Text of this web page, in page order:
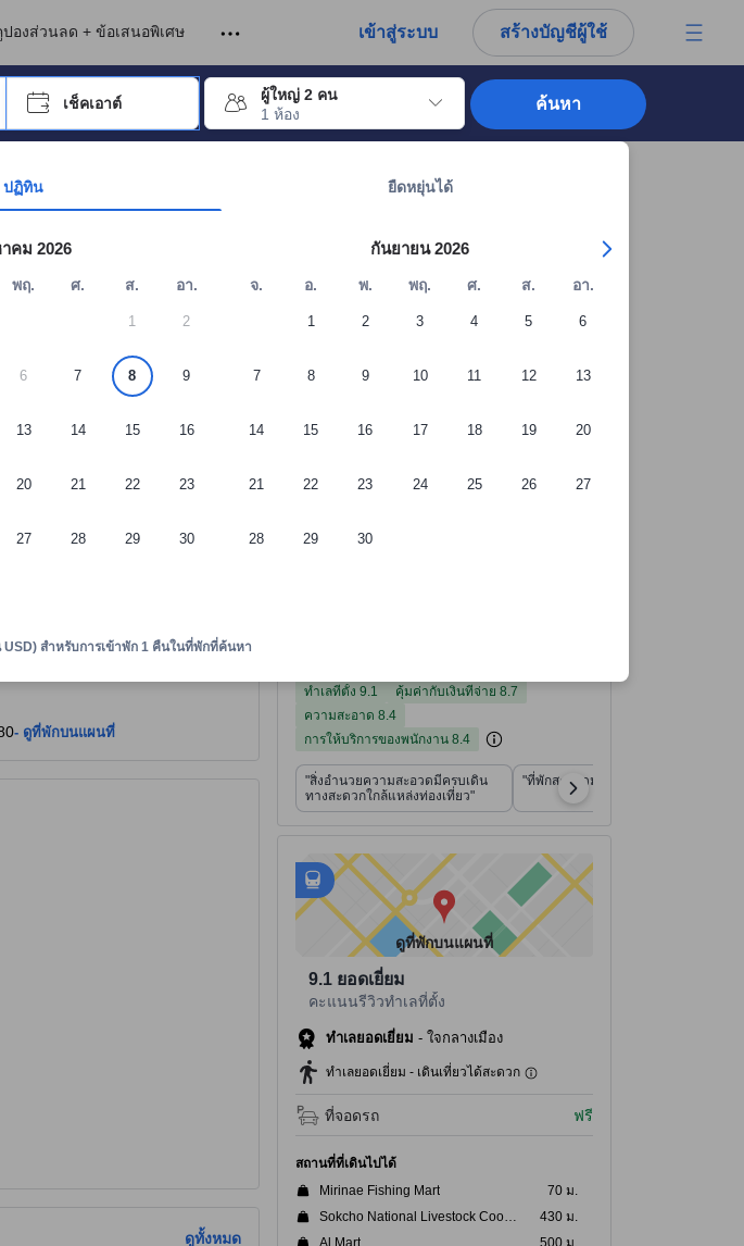
ปองส่วนลด + ข้อเสนอพิเศษ เข้าสู่ระบบ สร้างบัญชีผู้ใช้
ปุ่ม Enter เพื่อเลือก
เช็คเอาต์
ผู้ใหญ่ 2 คน
1 ห้อง
ศรเพื่อเลือกวันเช็คอินและเช็คเอาต์ เมื่อไปถึงวันเช็คอินที่ต้องการ ให้กดปุ่ม Enter เพื่อเลือกวันเช็คอินดังกล่าว ทำซ้ำขั้นตอ
ปฏิทิน ยืดหยุ่นได้
คม 2026
พฤ. ศ. ส. อา.
1 2
6 7 8 9
13 14 15 16
20 21 22 23
27 28 29 30
กันยายน 2026
จ. อ. พ. พฤ. ศ. ส. อา.
1 2 3 4 5 6
7 8 9 10 11 12 13
14 15 16 17 18 19 20
21 22 23 24 25 26 27
28 29 30
สำหรับการเข้าพัก 1 คืนในที่พักที่ค้นหา
ค้นหา
+20 รูปภาพจากผู้เข้าพัก
- ดูที่พักบนแผนที่
ดูทั้งหมด
ทำเลที่ตั้ง 9.1
คุ้มค่ากับเงินที่จ่าย 8.7
ความสะอาด 8.4
การให้บริการของพนักงาน 8.4
"สิ่งอำนวยความสะอวดมีครบเดิน
ทางสะดวกใกล้แหล่งท่องเที่ยว"
"ที่พักสะอาดมากค่ะ"
tooltip
อยู่ใกล้
Sokcho Express Bus Terminal - ระยะ 0.25 กม.
ดูที่พักบนแผนที่
9.1 ยอดเยี่ยม
คะแนนรีวิวทำเลที่ตั้ง
ทำเลยอดเยี่ยม - ใจกลางเมือง
ทำเลยอดเยี่ยม - เดินเที่ยวได้สะดวก
ที่จอดรถ ฟรี
สถานที่ที่เดินไปได้
Mirinae Fishing Mart
70 ม.
Sokcho National Livestock Cooperative Federation
430 ม.
Al Mart
500 ม.
นที่แสดงบนอโกด้า จึงมาจากประสบการณ์ตรงของผู้เข้าพักอย่างแท้จริง